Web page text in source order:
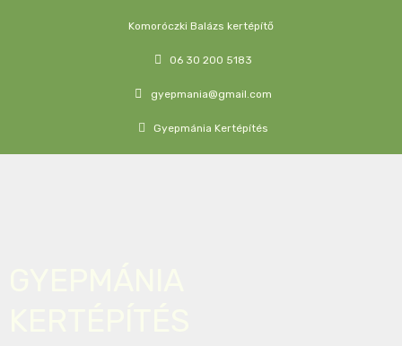
Komoróczki Balázs kertépítő
06 30 200 5183
gyepmania@gmail.com
Gyepmánia Kertépítés